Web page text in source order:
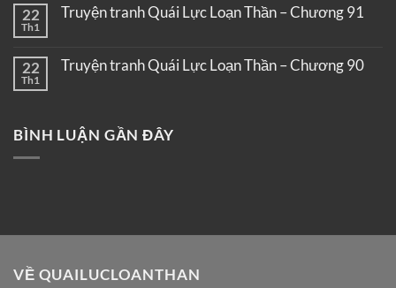
22
Th1
Truyện tranh Quái Lực Loạn Thần – Chương 91
22
Th1
Truyện tranh Quái Lực Loạn Thần – Chương 90
BÌNH LUẬN GẦN ĐÂY
VỀ QUAILUCLOANTHAN